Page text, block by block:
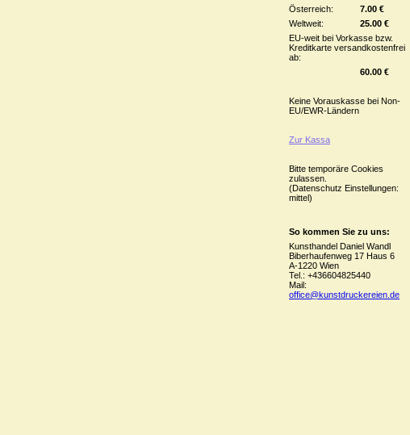
Österreich:
7.00 €
Weltweit:
25.00 €
EU-weit bei Vorkasse bzw.
Kreditkarte versandkostenfrei
ab:
60.00 €
Keine Vorauskasse bei Non-
EU/EWR-Ländern
Zur Kassa
Bitte temporäre Cookies
zulassen.
(Datenschutz Einstellungen:
mittel)
So kommen Sie zu uns:
Kunsthandel Daniel Wandl
Biberhaufenweg 17 Haus 6
A-1220 Wien
Tel.: +436604825440
Mail:
office@kunstdruckereien.de